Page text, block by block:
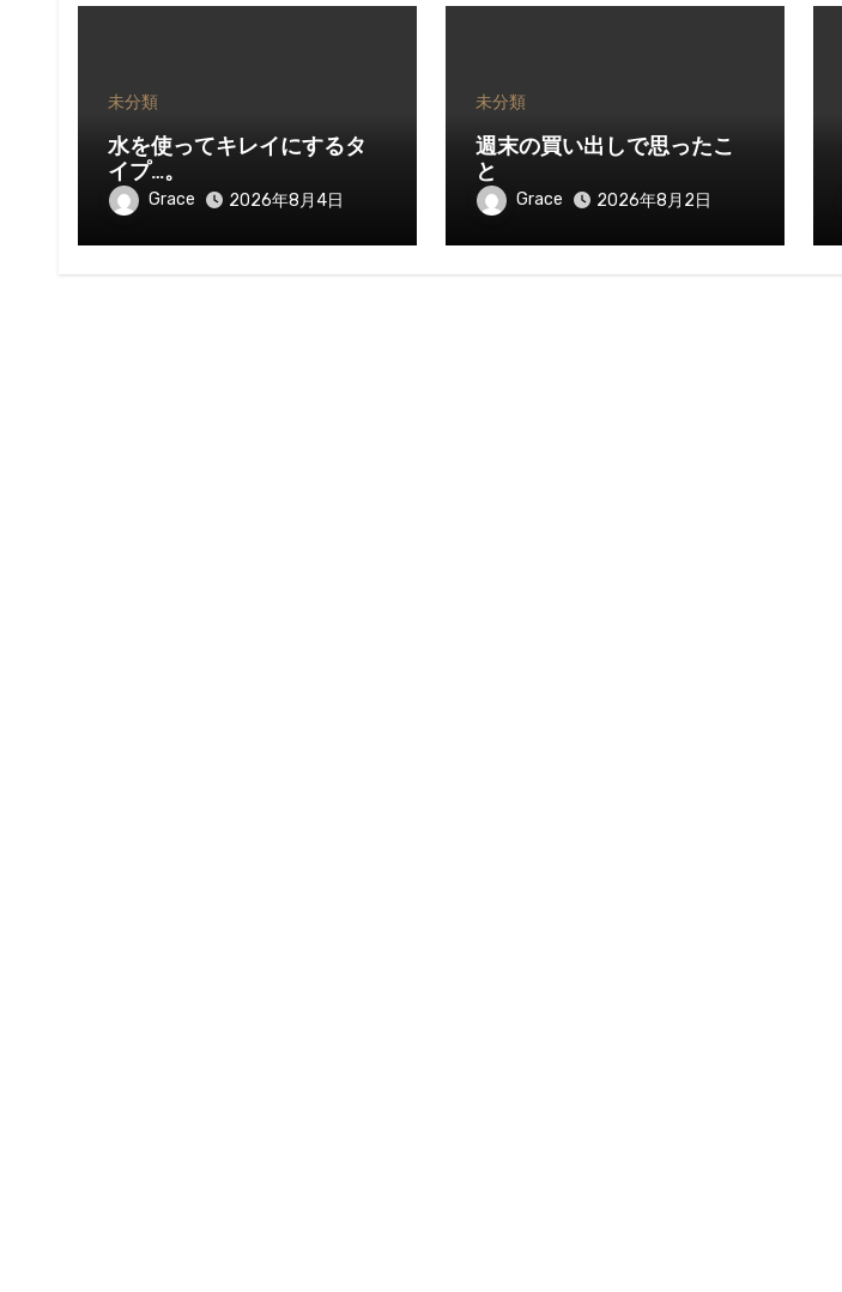
未分類
水を使ってキレイにするタ
イプ…。
Grace 2026年8月4日
未分類
週末の買い出しで思ったこ
と
Grace 2026年8月2日